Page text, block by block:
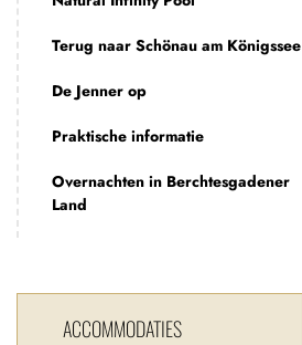
Terug naar Schönau am Königssee
De Jenner op
Praktische informatie
Overnachten in Berchtesgadener
Land
ACCOMMODATIES